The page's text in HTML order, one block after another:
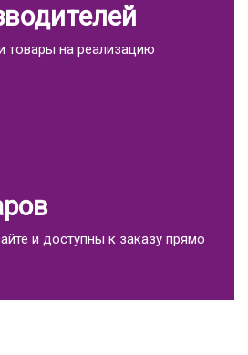
товары на реализацию
и доступны к заказу прямо